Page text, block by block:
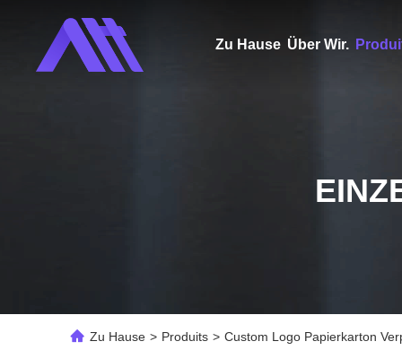
Zu Hause Über Wir.
Zu Hause > Produits > Custom Logo Papierkarton